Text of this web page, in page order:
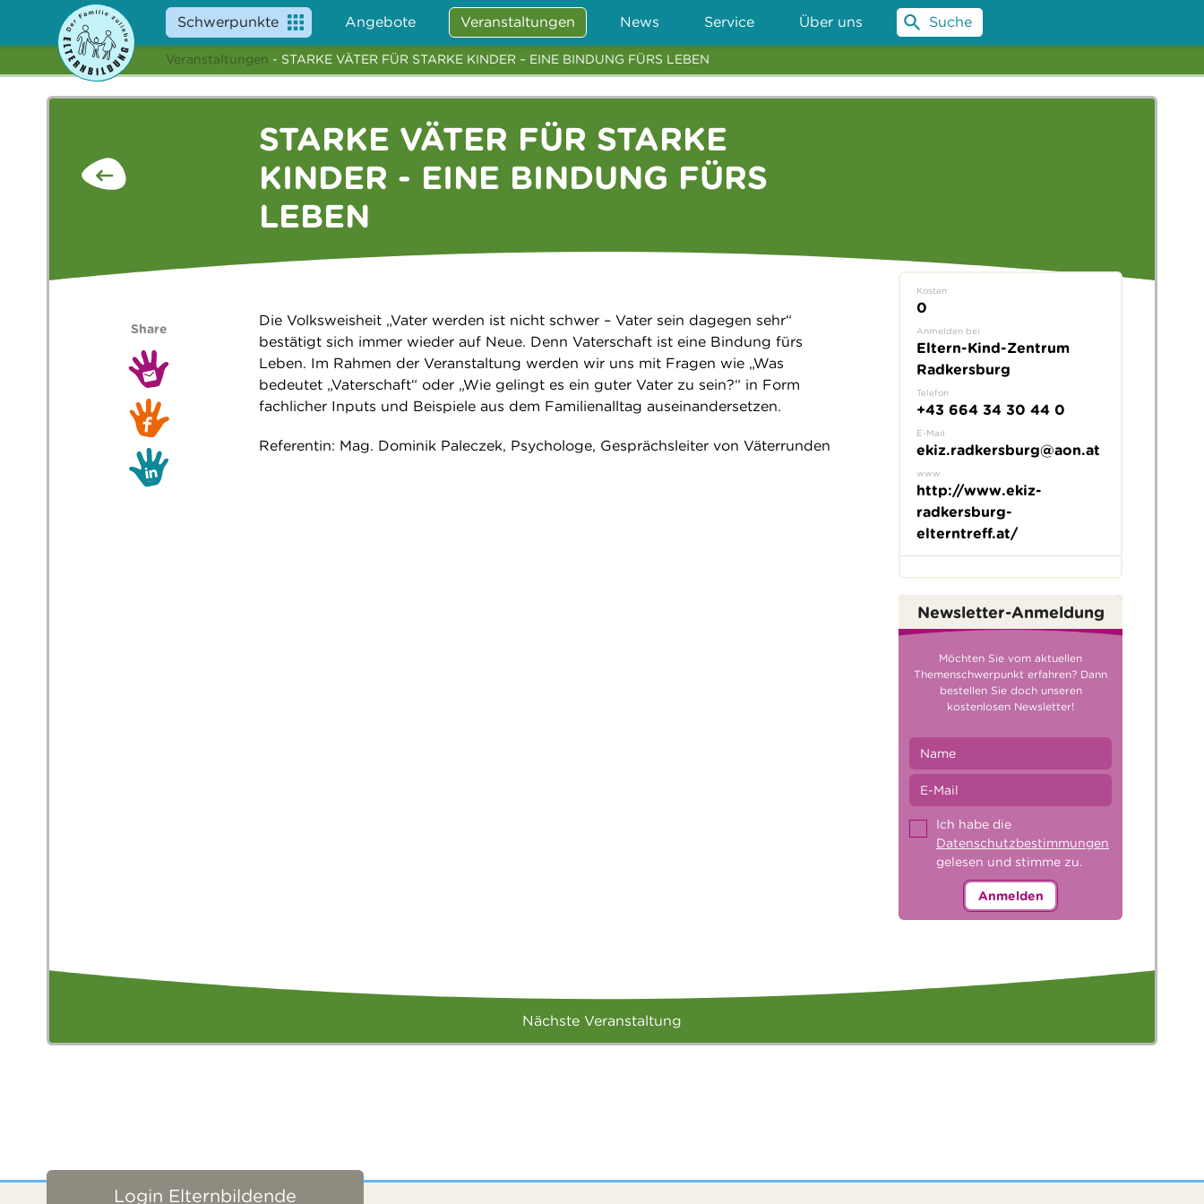
Schwerpunkte Angebote Veranstaltungen News Service Über uns Suche
Veranstaltungen - STARKE VÄTER FÜR STARKE KINDER – EINE BINDUNG FÜRS LEBEN
STARKE VÄTER FÜR STARKE
KINDER - EINE BINDUNG FÜRS
LEBEN
Die Volksweisheit „Vater werden ist nicht schwer – Vater sein dagegen sehr“
bestätigt sich immer wieder auf Neue. Denn Vaterschaft ist eine Bindung fürs
Leben. Im Rahmen der Veranstaltung werden wir uns mit Fragen wie „Was
bedeutet „Vaterschaft“ oder „Wie gelingt es ein guter Vater zu sein?“ in Form
fachlicher Inputs und Beispiele aus dem Familienalltag auseinandersetzen.
Referentin: Mag. Dominik Paleczek, Psychologe, Gesprächsleiter von Väterrunden
Share
Kosten
0
Anmelden bei
Eltern-Kind-Zentrum
Radkersburg
Telefon
+43 664 34 30 44 0
E-Mail
ekiz.radkersburg@aon.at
www
http://www.ekiz-
radkersburg-
elterntreff.at/
Newsletter-Anmeldung
Möchten Sie vom aktuellen
Themenschwerpunkt erfahren? Dann
bestellen Sie doch unseren
kostenlosen Newsletter!
Ich habe die
Datenschutzbestimmungen
gelesen und stimme zu.
Anmelden
Nächste Veranstaltung
Login Elternbildende